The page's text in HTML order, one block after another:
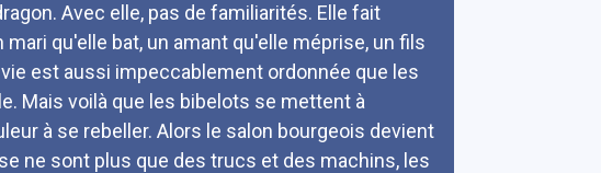
Avec elle, pas de familiarités. Elle fait
qu'elle bat, un amant qu'elle méprise, un fils
est aussi impeccablement ordonnée que les
Mais voilà que les bibelots se mettent à
à se rebeller. Alors le salon bourgeois devient
ne sont plus que des trucs et des machins, les